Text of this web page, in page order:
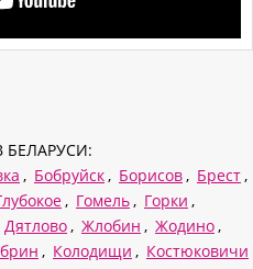
БЕЛАРУСИ:
, Бобруйск , Борисов , Брест ,
, Гомель , Горки ,
Дятлово , Жлобин , Жодино ,
, Колодищи , Костюковичи